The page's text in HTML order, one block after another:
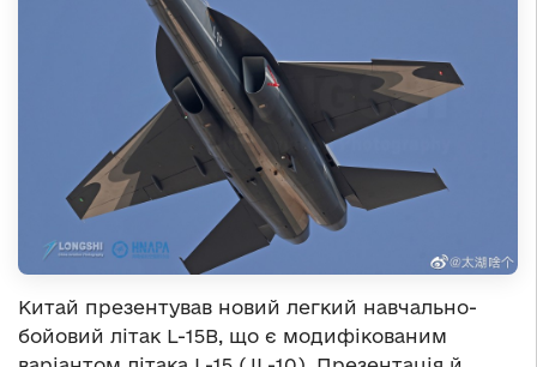
Китай презентував новий легкий навчально-
бойовий літак L-15B, що є модифікованим